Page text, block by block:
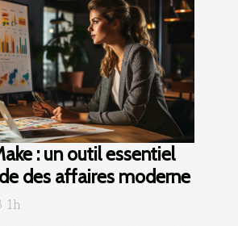
: un outil essentiel
des affaires moderne
1h